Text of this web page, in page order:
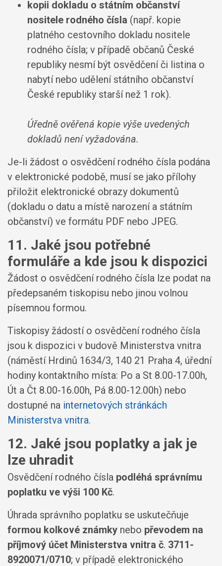
kopii dokladu o státním občanství
nositele rodného čísla (např. kopie
platného cestovního dokladu nositele
rodného čísla; v případě občanů České
republiky nesmí být osvědčení či listina o
nabytí nebo udělení státního občanství
České republiky starší než 1 rok).
Úředně ověřená kopie výše uvedených
dokladů není vyžadována.
Je-li žádost o osvědčení rodného čísla podána
v elektronické podobě, musí se jako přílohy
přiložit elektronické obrazy dokumentů
(dokladu o datu a místě narození a státním
občanství) ve formátu PDF nebo JPEG.
11. Jaké jsou potřebné
formuláře a kde jsou k dispozici
Žádost o osvědčení rodného čísla lze podat na
předepsaném tiskopisu nebo jinou volnou
písemnou formou.
Tiskopisy žádostí o osvědčení rodného čísla
jsou k dispozici v budově Ministerstva vnitra
(náměstí Hrdinů 1634/3, 140 21 Praha 4, úřední
hodiny kontaktního místa: Po a St 8.00-17.00h,
Út a Čt 8.00-16.00h, Pá 8.00-12.00h) nebo
dostupné na internetových stránkách
Ministerstva vnitra.
12. Jaké jsou poplatky a jak je
lze uhradit
Osvědčení rodného čísla podléhá správnímu
poplatku ve výši 100 Kč.
Úhrada správního poplatku se uskutečňuje
formou kolkové známky nebo převodem na
příjmový účet Ministerstva vnitra č. 3711-
8920071/0710; v případě elektronického